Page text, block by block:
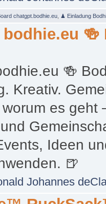
🍻
Kreativ.
worum es geht
Ideen
🍺
Johannes
📓
im Bodhie™